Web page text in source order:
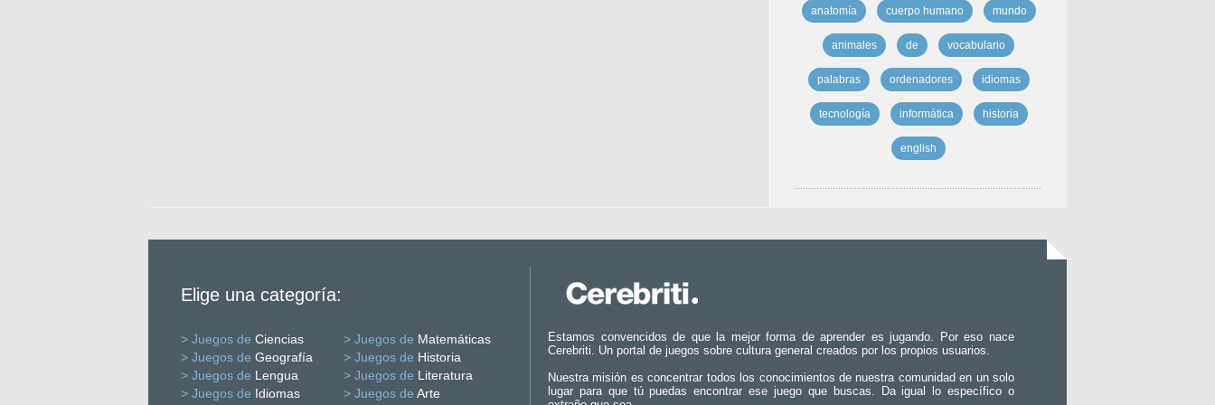
anatomía cuerpo humano mundo
animales de vocabulario
palabras ordenadores idiomas
tecnología informática historia
english
Elige una categoría:
> Juegos de Ciencias > Juegos de Matemáticas
> Juegos de Geografía > Juegos de Historia
> Juegos de Lengua > Juegos de Literatura
> Juegos de Idiomas > Juegos de Arte
Estamos convencidos de que la mejor forma de aprender es jugando. Por eso nace
Cerebriti. Un portal de juegos sobre cultura general creados por los propios usuarios.
Nuestra misión es concentrar todos los conocimientos de nuestra comunidad en un solo
lugar para que tú puedas encontrar ese juego que buscas. Da igual lo específico o